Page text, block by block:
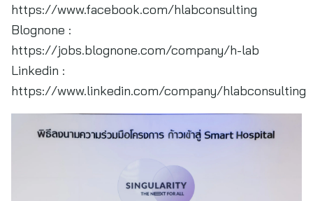
https://www.facebook.com/hlabconsulting
Blognone :
https://jobs.blognone.com/company/h-lab
Linkedin :
https://www.linkedin.com/company/hlabconsulting